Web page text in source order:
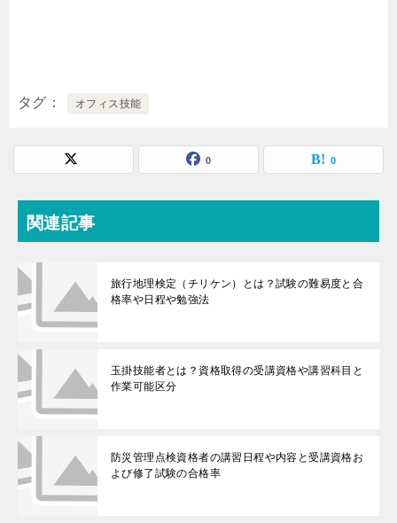
タグ オフィス技能
0 0
関連記事
旅行地理検定（チリケン）とは？試験の難易度と合
格率や日程や勉強法
玉掛技能者とは？資格取得の受講資格や講習科目と
作業可能区分
防災管理点検資格者の講習日程や内容と受講資格お
よび修了試験の合格率